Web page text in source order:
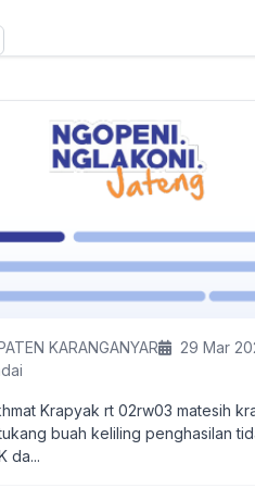
KARANGANYAR
29 Mar
Krapyak rt 02rw03 matesih
buah keliling penghasilan
da...